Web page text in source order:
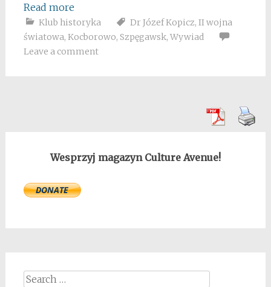
Read more
Klub historyka Dr Józef Kopicz, II wojna
światowa, Kocborowo, Szpęgawsk, Wywiad
Leave a comment
Wesprzyj magazyn Culture Avenue!
Search